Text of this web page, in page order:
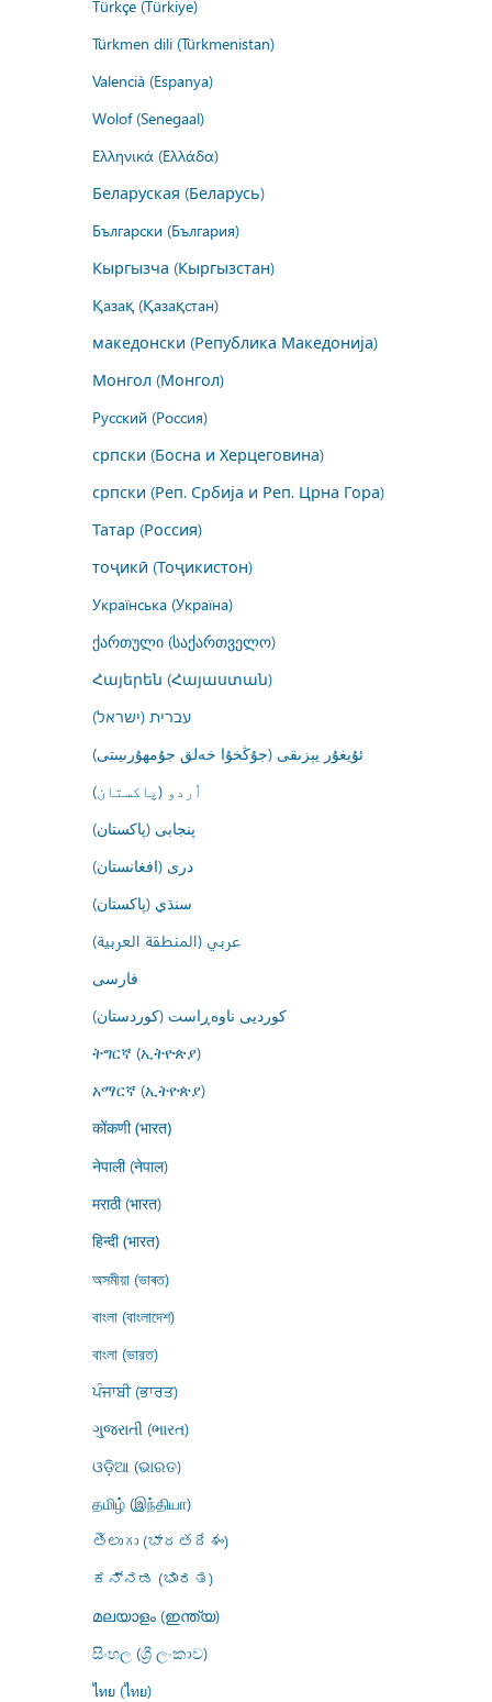
Türkçe (Türkiye)
Türkmen dili (Türkmenistan)
Valencià (Espanya)
Wolof (Senegaal)
Ελληνικά (Ελλάδα)
Беларуская (Беларусь)
Български (България)
Кыргызча (Кыргызстан)
Қазақ (Қазақстан)
македонски (Република Македонија)
Монгол (Монгол)
Русский (Россия)
српски (Босна и Херцеговина)
српски (Реп. Србија и Реп. Црна Гора)
Татар (Россия)
тоҷикӣ (Тоҷикистон)
Українська (Україна)
ქართული (საქართველო)
Հայերեն (Հայաստան)
עברית (ישראל)
ئۇيغۇر يېزىقى (جۇڭخۇا خەلق جۇمھۇرىيىتى)
اُردو (پاکستان)
پنجابی (پاکستان)
درى (افغانستان)
سنڌي (پاکستان)
عربي (المنطقة العربية)
فارسى
کوردیی ناوەڕاست (کوردستان)
ትግርኛ (ኢትዮጵያ)
አማርኛ (ኢትዮጵያ)
कोंकणी (भारत)
नेपाली (नेपाल)
मराठी (भारत)
हिन्दी (भारत)
অসমীয়া (ভাৰত)
বাংলা (বাংলাদেশ)
বাংলা (ভারত)
ਪੰਜਾਬੀ (ਭਾਰਤ)
ગુજરાતી (ભારત)
ଓଡ଼ିଆ (ଭାରତ)
தமிழ் (இந்தியா)
తెలుగు (భారతదేశం)
ಕನ್ನಡ (ಭಾರತ)
മലയാളം (ഇന്ത്യ)
සිංහල (ශ්‍රී ලංකාව)
ไทย (ไทย)